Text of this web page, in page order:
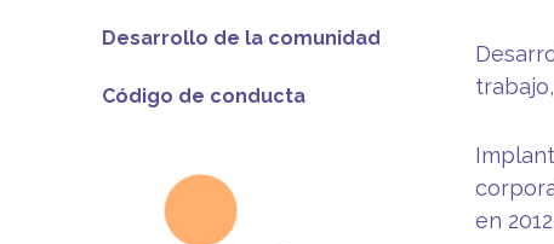
Desarrollo de la comunidad
Código de conducta
en